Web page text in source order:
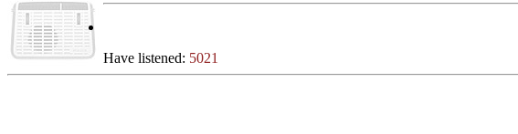
Have listened: 5021